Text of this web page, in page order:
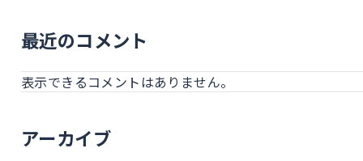
最近のコメント
表示できるコメントはありません。
アーカイブ